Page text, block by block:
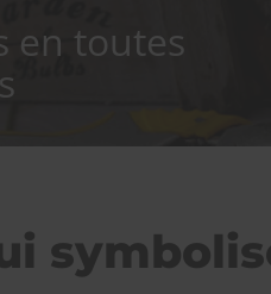
en toutes